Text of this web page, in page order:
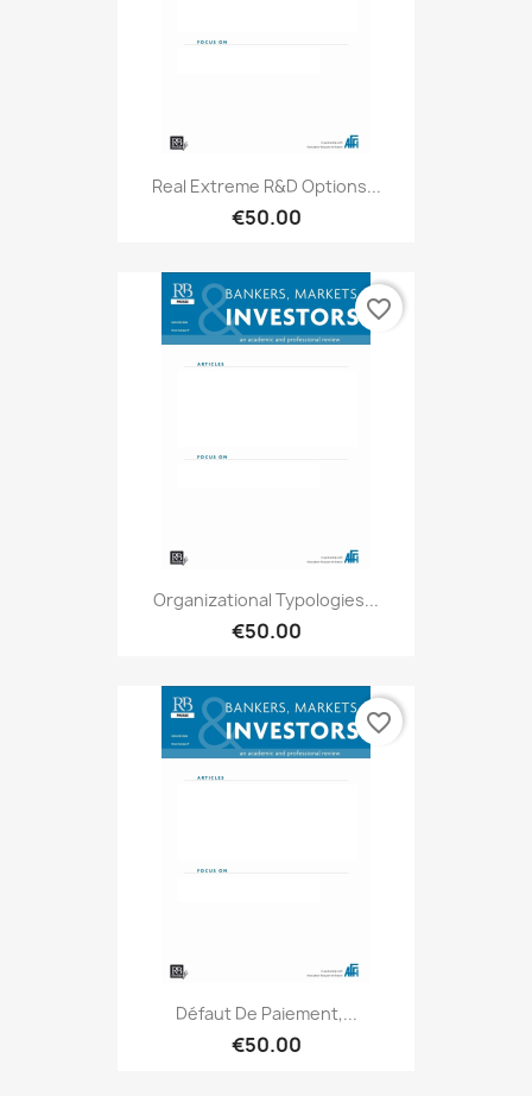
Real Extreme R&D Options...
€50.00
Organizational Typologies...
€50.00
favorite_border
Défaut De Paiement,...
€50.00
favorite_border